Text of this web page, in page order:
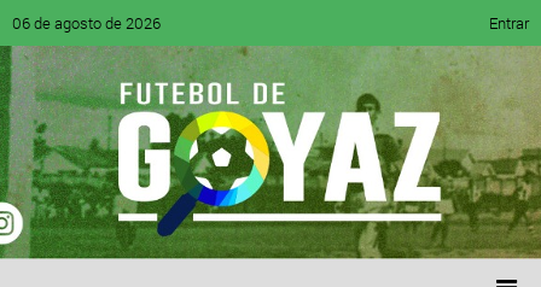
06 de agosto de 2026 Entrar